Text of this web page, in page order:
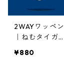
2WAYワッペン
｜ねむタイガー
¥880